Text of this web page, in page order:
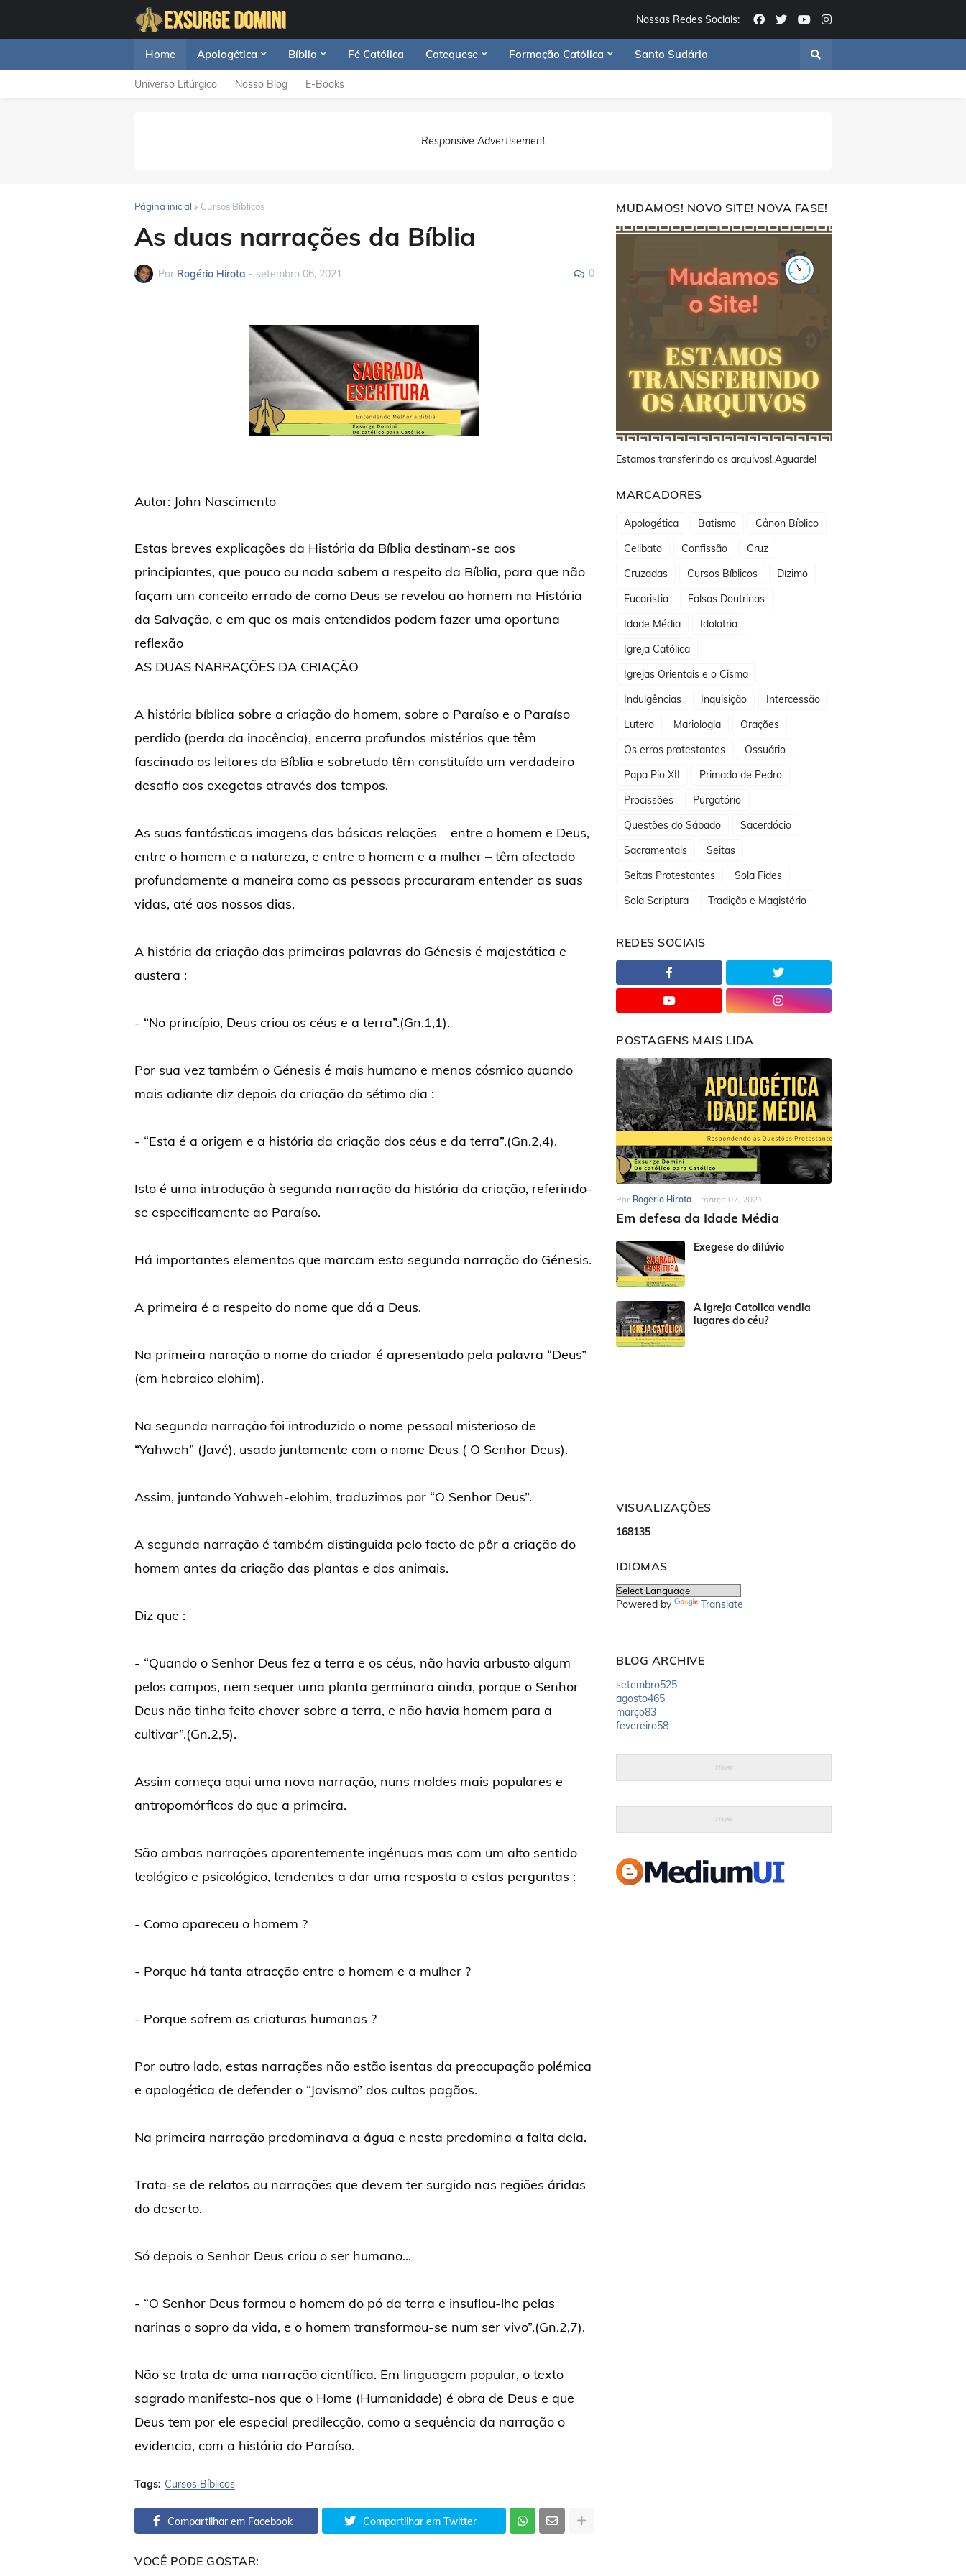
Nossas Redes Sociais:
Home Apologética Bíblia Fé Católica Catequese Formação Católica Santo Sudário
Universo Litúrgico Nosso Blog E-Books
Responsive Advertisement
Página inicial Cursos Bíblicos
As duas narrações da Bíblia
Por Rogério Hirota - setembro 06, 2021 0
Autor: John Nascimento
Estas breves explicações da História da Bíblia destinam-se aos
principiantes, que pouco ou nada sabem a respeito da Bíblia, para que não
façam um conceito errado de como Deus se revelou ao homem na História
da Salvação, e em que os mais entendidos podem fazer uma oportuna
reflexão
AS DUAS NARRAÇÕES DA CRIAÇÃO
A história bíblica sobre a criação do homem, sobre o Paraíso e o Paraíso
perdido (perda da inocência), encerra profundos mistérios que têm
fascinado os leitores da Bíblia e sobretudo têm constituído um verdadeiro
desafio aos exegetas através dos tempos.
As suas fantásticas imagens das básicas relações – entre o homem e Deus,
entre o homem e a natureza, e entre o homem e a mulher – têm afectado
profundamente a maneira como as pessoas procuraram entender as suas
vidas, até aos nossos dias.
A história da criação das primeiras palavras do Génesis é majestática e
austera :
- “No princípio, Deus criou os céus e a terra”.(Gn.1,1).
Por sua vez também o Génesis é mais humano e menos cósmico quando
mais adiante diz depois da criação do sétimo dia :
- “Esta é a origem e a história da criação dos céus e da terra”.(Gn.2,4).
Isto é uma introdução à segunda narração da história da criação, referindo-
se especificamente ao Paraíso.
Há importantes elementos que marcam esta segunda narração do Génesis.
A primeira é a respeito do nome que dá a Deus.
Na primeira naração o nome do criador é apresentado pela palavra “Deus”
(em hebraico elohim).
Na segunda narração foi introduzido o nome pessoal misterioso de
“Yahweh” (Javé), usado juntamente com o nome Deus ( O Senhor Deus).
Assim, juntando Yahweh-elohim, traduzimos por “O Senhor Deus”.
A segunda narração é também distinguida pelo facto de pôr a criação do
homem antes da criação das plantas e dos animais.
Diz que :
- “Quando o Senhor Deus fez a terra e os céus, não havia arbusto algum
pelos campos, nem sequer uma planta germinara ainda, porque o Senhor
Deus não tinha feito chover sobre a terra, e não havia homem para a
cultivar”.(Gn.2,5).
Assim começa aqui uma nova narração, nuns moldes mais populares e
antropomórficos do que a primeira.
São ambas narrações aparentemente ingénuas mas com um alto sentido
teológico e psicológico, tendentes a dar uma resposta a estas perguntas :
- Como apareceu o homem ?
- Porque há tanta atracção entre o homem e a mulher ?
- Porque sofrem as criaturas humanas ?
Por outro lado, estas narrações não estão isentas da preocupação polémica
e apologética de defender o “Javismo” dos cultos pagãos.
Na primeira narração predominava a água e nesta predomina a falta dela.
Trata-se de relatos ou narrações que devem ter surgido nas regiões áridas
do deserto.
Só depois o Senhor Deus criou o ser humano...
- “O Senhor Deus formou o homem do pó da terra e insuflou-lhe pelas
narinas o sopro da vida, e o homem transformou-se num ser vivo”.(Gn.2,7).
Não se trata de uma narração científica. Em linguagem popular, o texto
sagrado manifesta-nos que o Home (Humanidade) é obra de Deus e que
Deus tem por ele especial predilecção, como a sequência da narração o
evidencia, com a história do Paraíso.
Tags: Cursos Bíblicos
Compartilhar em Facebook Compartilhar em Twitter
VOCÊ PODE GOSTAR:
MUDAMOS! NOVO SITE! NOVA FASE!
Estamos transferindo os arquivos! Aguarde!
MARCADORES
Apologética Batismo
Cânon Bíblico
Celibato
Confissão
Cruz
Cruzadas
Cursos Bíblicos
Dízimo
Eucaristia
Falsas Doutrinas
Idade Média
Idolatria
Igreja Católica
Igrejas Orientais e o Cisma
Indulgências
Inquisição
Intercessão
Lutero
Mariologia
Orações
Os erros protestantes
Ossuário
Papa Pio XII
Primado de Pedro
Procissões
Purgatório
Questões do Sábado
Sacerdócio
Sacramentais
Seitas
Seitas Protestantes
Sola Fides
Sola Scriptura
Tradição e Magistério
REDES SOCIAIS
POSTAGENS MAIS LIDA
Por Rogerio Hirota - março 07, 2021
Em defesa da Idade Média
Exegese do dilúvio
A Igreja Catolica vendia
lugares do céu?
VISUALIZAÇÕES
168135
IDIOMAS
Powered by Translate
BLOG ARCHIVE
setembro525
agosto465
março83
fevereiro58